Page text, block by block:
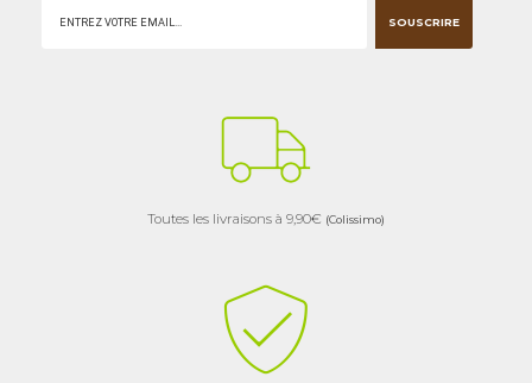
SOUSCRIRE
Toutes les livraisons à 9,90€ (Colissimo)